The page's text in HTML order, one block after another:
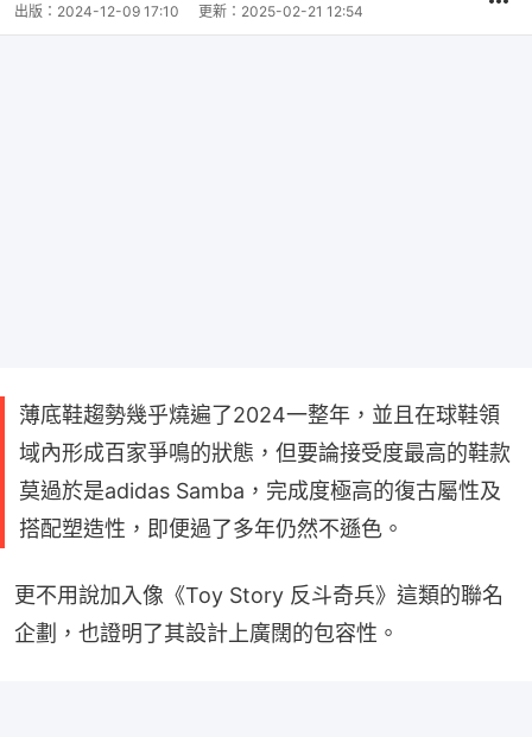
出版： 2024-12-09 17:10 更新： 2025-02-21 12:54
薄底鞋趨勢幾乎燒遍了2024一整年，並且在球鞋領
域內形成百家爭鳴的狀態，但要論接受度最高的鞋款
莫過於是adidas Samba，完成度極高的復古屬性及
搭配塑造性，即便過了多年仍然不遜色。
更不用說加入像《Toy Story 反斗奇兵》這類的聯名
企劃，也證明了其設計上廣闊的包容性。